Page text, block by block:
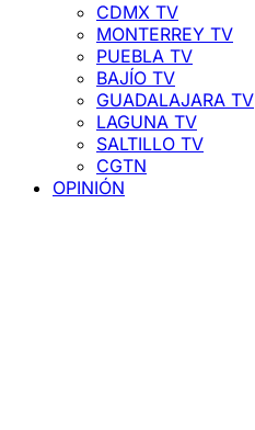
CDMX TV
MONTERREY TV
PUEBLA TV
BAJÍO TV
GUADALAJARA TV
LAGUNA TV
SALTILLO TV
CGTN
OPINIÓN